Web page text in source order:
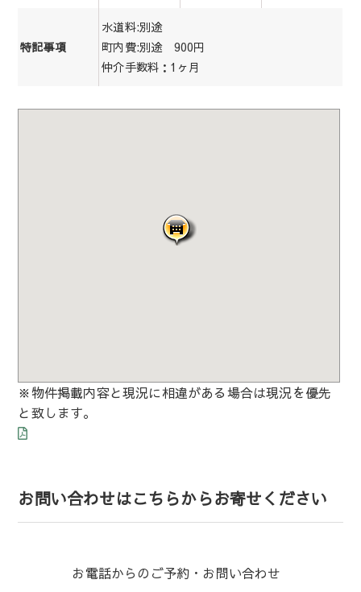
特記事項
水道料:別途
町内費:別途 900円
仲介手数料：1ヶ月
※物件掲載内容と現況に相違がある場合は現況を優先
と致します。
お問い合わせはこちらからお寄せください
お電話からのご予約・お問い合わせ